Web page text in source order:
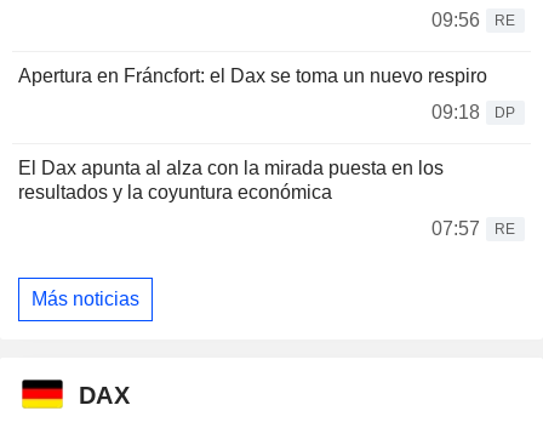
09:56
RE
Apertura en Fráncfort: el Dax se toma un nuevo respiro
09:18
DP
El Dax apunta al alza con la mirada puesta en los
resultados y la coyuntura económica
07:57
RE
Más noticias
DAX